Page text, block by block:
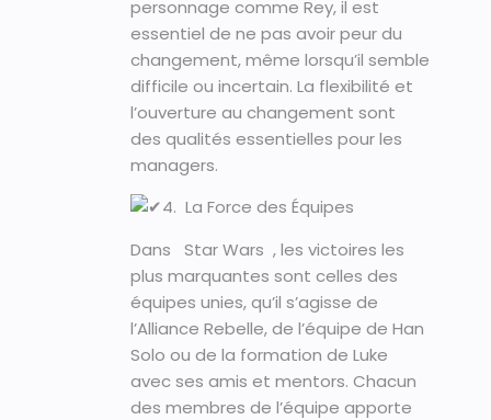
personnage comme Rey, il est
essentiel de ne pas avoir peur du
changement, même lorsqu’il semble
difficile ou incertain. La flexibilité et
l’ouverture au changement sont
des qualités essentielles pour les
managers.
4. La Force des Équipes
Dans Star Wars , les victoires les
plus marquantes sont celles des
équipes unies, qu’il s’agisse de
l’Alliance Rebelle, de l’équipe de Han
Solo ou de la formation de Luke
avec ses amis et mentors. Chacun
des membres de l’équipe apporte